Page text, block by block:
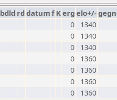
bdld rd datumf Kerg elo+/-
0
1340
0
1340
0
1340
0
1360
0
1360
0
1360
0 1360